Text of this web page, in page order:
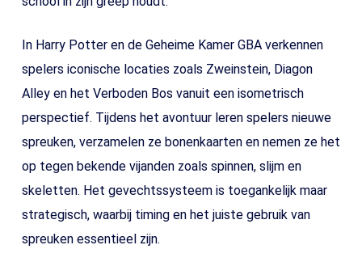
In Harry Potter en de Geheime Kamer GBA verkennen
spelers iconische locaties zoals Zweinstein, Diagon
Alley en het Verboden Bos vanuit een isometrisch
perspectief. Tijdens het avontuur leren spelers nieuwe
spreuken, verzamelen ze bonenkaarten en nemen ze het
op tegen bekende vijanden zoals spinnen, slijm en
skeletten. Het gevechtssysteem is toegankelijk maar
strategisch, waarbij timing en het juiste gebruik van
spreuken essentieel zijn.